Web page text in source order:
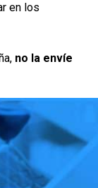
en los
no la envíe